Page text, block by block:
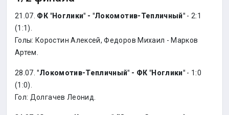
21.07. ФК "Ноглики" - "Локомотив-Тепличный" - 2:1
(1:1).
Голы: Коростин Алексей, Федоров Михаил - Марков
Артем.
28.07."Локомотив-Тепличный" - ФК "Ноглики" - 1:0
(1:0).
Гол: Долгачев Леонид.